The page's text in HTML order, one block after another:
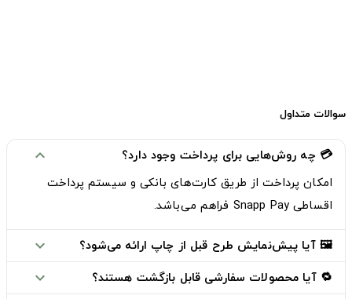
سوالات متداول
💳 چه روش‌هایی برای پرداخت وجود دارد؟ expand_more
امکان پرداخت از طریق کارت‌های بانکیو سیستم پرداخت
اقساطی Snapp Pay
فراهم می‌باشد.
🖼️ آیا پیش‌نمایش طرح قبل از چاپ ارائه می‌شود؟ expand_more
🔁 آیا محصولات سفارشی قابل بازگشت هستند؟ expand_more